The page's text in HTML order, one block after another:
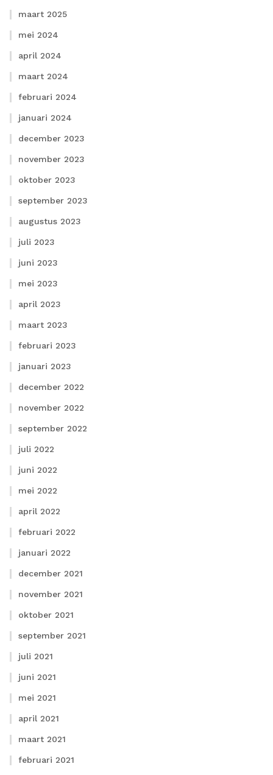
maart 2025
mei 2024
april 2024
maart 2024
februari 2024
januari 2024
december 2023
november 2023
oktober 2023
september 2023
augustus 2023
juli 2023
juni 2023
mei 2023
april 2023
maart 2023
februari 2023
januari 2023
december 2022
november 2022
september 2022
juli 2022
juni 2022
mei 2022
april 2022
februari 2022
januari 2022
december 2021
november 2021
oktober 2021
september 2021
juli 2021
juni 2021
mei 2021
april 2021
maart 2021
februari 2021